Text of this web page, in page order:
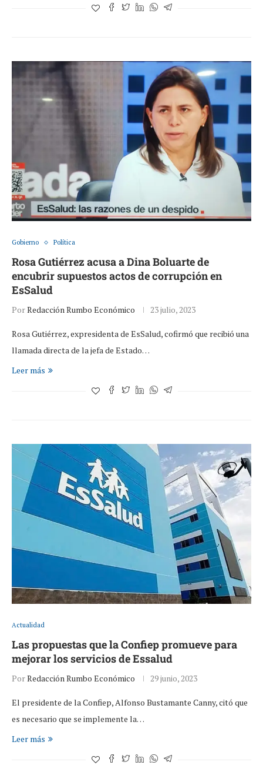
Gobierno Política
Rosa Gutiérrez acusa a Dina Boluarte de
encubrir supuestos actos de corrupción en
EsSalud
PorRedacción Rumbo Económico 23 julio, 2023
Rosa Gutiérrez, expresidenta de EsSalud, cofirmó que recibió una
llamada directa de la jefa de Estado…
Leer más
Actualidad
Las propuestas que la Confiep promueve para
mejorar los servicios de Essalud
PorRedacción Rumbo Económico 29 junio, 2023
El presidente de la Confiep, Alfonso Bustamante Canny, citó que
es necesario que se implemente la…
Leer más